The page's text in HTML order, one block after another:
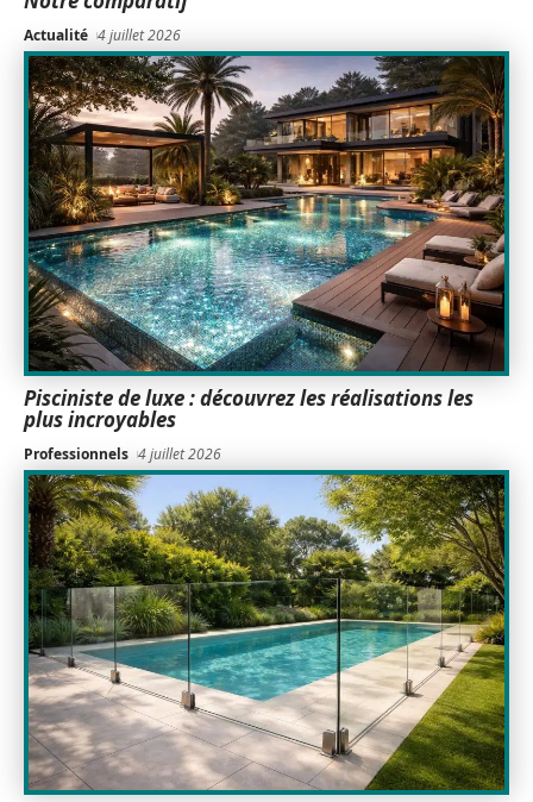
Actualité 4 juillet 2026
Pisciniste de luxe : découvrez les réalisations les
plus incroyables
Professionnels 4 juillet 2026